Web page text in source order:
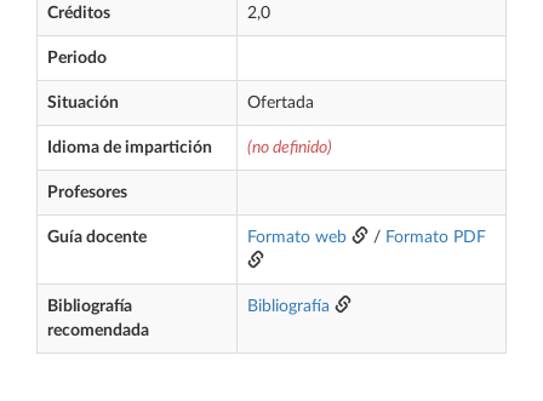
Créditos 2,0
Periodo
Situación Ofertada
Idioma de impartición (no definido)
Profesores
Guía docente Formato web / Formato PDF
Bibliografía
recomendada
Bibliografía